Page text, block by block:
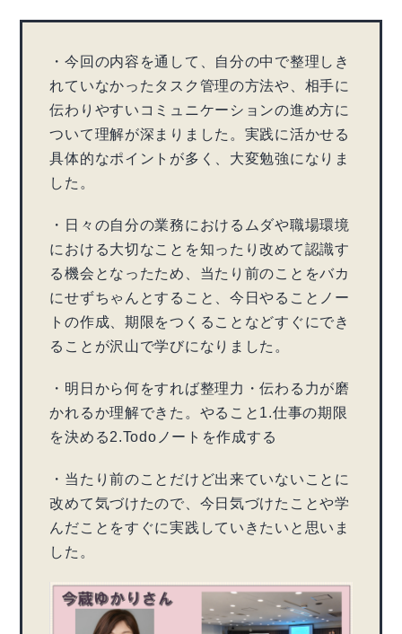
・今回の内容を通して、自分の中で整理しき
れていなかったタスク管理の方法や、相手に
伝わりやすいコミュニケーションの進め方に
ついて理解が深まりました。実践に活かせる
具体的なポイントが多く、大変勉強になりま
した。
・日々の自分の業務におけるムダや職場環境
における大切なことを知ったり改めて認識す
る機会となったため、当たり前のことをバカ
にせずちゃんとすること、今日やることノー
トの作成、期限をつくることなどすぐにでき
ることが沢山で学びになりました。
・明日から何をすれば整理力・伝わる力が磨
かれるか理解できた。やること1.仕事の期限
を決める2.Todoノートを作成する
・当たり前のことだけど出来ていないことに
改めて気づけたので、今日気づけたことや学
んだことをすぐに実践していきたいと思いま
した。